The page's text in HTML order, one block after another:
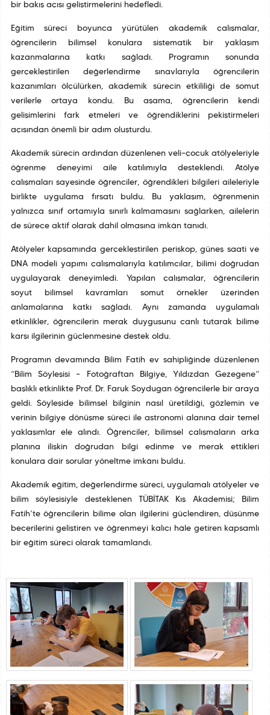
bir bakış açısı geliştirmelerini hedefledi.
Eğitim süreci boyunca yürütülen akademik çalışmalar,
öğrencilerin bilimsel konulara sistematik bir yaklaşım
kazanmalarına katkı sağladı. Programın sonunda
gerçekleştirilen değerlendirme sınavlarıyla öğrencilerin
kazanımları ölçülürken, akademik sürecin etkililiği de somut
verilerle ortaya kondu. Bu aşama, öğrencilerin kendi
gelişimlerini fark etmeleri ve öğrendiklerini pekiştirmeleri
açısından önemli bir adım oluşturdu.
Akademik sürecin ardından düzenlenen veli–çocuk atölyeleriyle
öğrenme deneyimi aile katılımıyla desteklendi. Atölye
çalışmaları sayesinde öğrenciler, öğrendikleri bilgileri aileleriyle
birlikte uygulama fırsatı buldu. Bu yaklaşım, öğrenmenin
yalnızca sınıf ortamıyla sınırlı kalmamasını sağlarken, ailelerin
de sürece aktif olarak dahil olmasına imkân tanıdı.
Atölyeler kapsamında gerçekleştirilen periskop, güneş saati ve
DNA modeli yapımı çalışmalarıyla katılımcılar, bilimi doğrudan
uygulayarak deneyimledi. Yapılan çalışmalar, öğrencilerin
soyut bilimsel kavramları somut örnekler üzerinden
anlamalarına katkı sağladı. Aynı zamanda uygulamalı
etkinlikler, öğrencilerin merak duygusunu canlı tutarak bilime
karşı ilgilerinin güçlenmesine destek oldu.
Programın devamında Bilim Fatih ev sahipliğinde düzenlenen
“Bilim Söyleşisi – Fotoğraftan Bilgiye, Yıldızdan Gezegene”
başlıklı etkinlikte Prof. Dr. Faruk Soydugan öğrencilerle bir araya
geldi. Söyleşide bilimsel bilginin nasıl üretildiği, gözlemin ve
verinin bilgiye dönüşme süreci ile astronomi alanına dair temel
yaklaşımlar ele alındı. Öğrenciler, bilimsel çalışmaların arka
planına ilişkin doğrudan bilgi edinme ve merak ettikleri
konulara dair sorular yöneltme imkânı buldu.
Akademik eğitim, değerlendirme süreci, uygulamalı atölyeler ve
bilim söyleşisiyle desteklenen TÜBİTAK Kış Akademisi; Bilim
Fatih’te öğrencilerin bilime olan ilgilerini güçlendiren, düşünme
becerilerini geliştiren ve öğrenmeyi kalıcı hâle getiren kapsamlı
bir eğitim süreci olarak tamamlandı.